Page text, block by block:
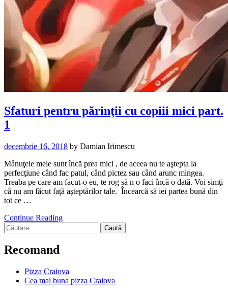
Sfaturi pentru părinţii cu copiii mici part.
1
decembrie 16, 2018 by Damian Irimescu
Mânuţele mele sunt încă prea mici , de aceea nu te aştepta la
perfecţiune când fac patul, când pictez sau când arunc mingea.
Treaba pe care am facut-o eu, te rog să n o faci încă o dată. Voi simţi
că nu am făcut faţă aşteptărilor tale. Încearcă să iei partea bună din
tot ce …
Continue Reading
Caută
după:
Recomand
Pizza Craiova
Cea mai buna pizza Craiova